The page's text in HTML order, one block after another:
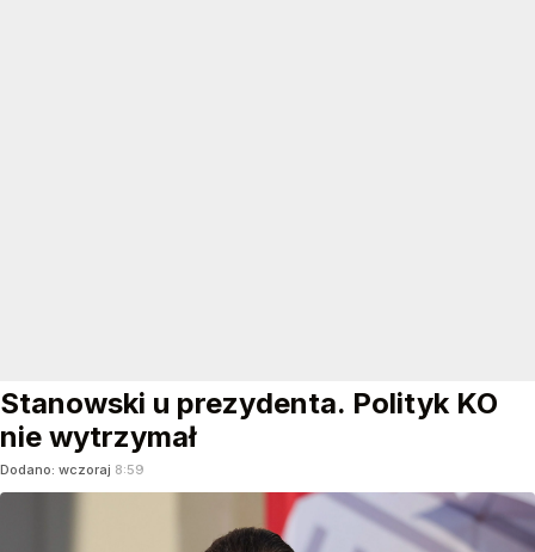
Stanowski u prezydenta. Polityk KO
nie wytrzymał
Dodano: wczoraj 8:59